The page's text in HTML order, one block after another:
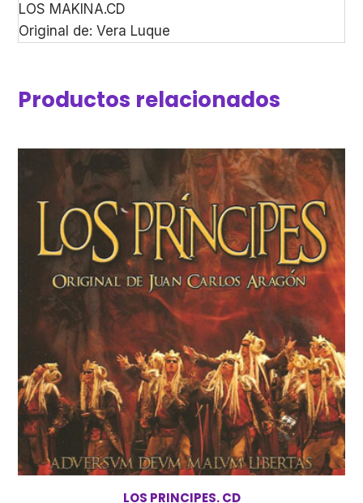
LOS MAKINA.CD
Original de: Vera Luque
Productos relacionados
LOS PRINCIPES. CD